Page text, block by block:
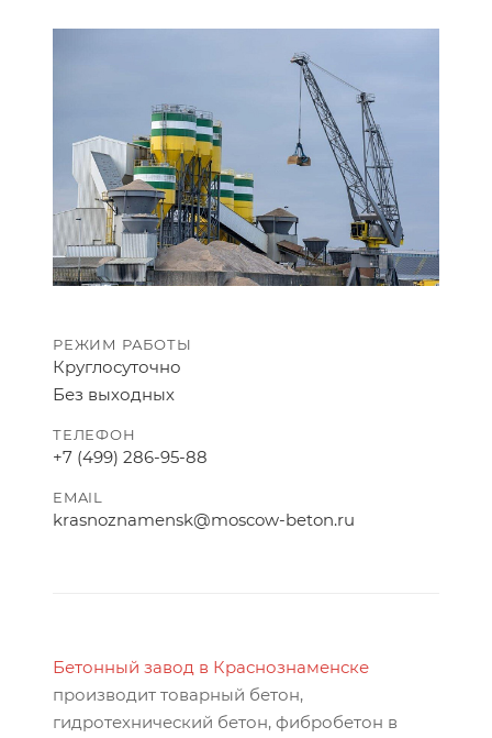
РЕЖИМ РАБОТЫ
Круглосуточно
Без выходных
ТЕЛЕФОН
+7 (499) 286-95-88
EMAIL
krasnoznamensk@moscow-beton.ru
Бетонный завод в Краснознаменске
производит товарный бетон,
гидротехнический бетон, фибробетон в